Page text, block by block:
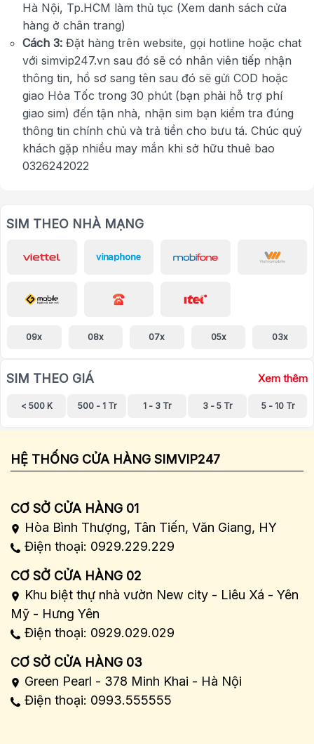
Hà Nội, Tp.HCM làm thủ tục (Xem danh sách cửa
hàng ở chân trang)
Cách 3: Đặt hàng trên website, gọi hotline hoặc chat
với simvip247.vn sau đó sẽ có nhân viên tiếp nhận
thông tin, hồ sơ sang tên sau đó sẽ gửi COD hoặc
giao Hỏa Tốc trong 30 phút (bạn phải hỗ trợ phí
giao sim) đến tận nhà, nhận sim bạn kiểm tra đúng
thông tin chính chủ và trả tiền cho bưu tá. Chúc quý
khách gặp nhiều may mắn khi sở hữu thuê bao
0326242022
SIM THEO NHÀ MẠNG
09x 08x 07x 05x 03x
SIM THEO GIÁ Xem thêm
< 500 K 500 - 1 Tr 1 - 3 Tr 3 - 5 Tr 5 - 10 Tr
HỆ THỐNG CỬA HÀNG SIMVIP247
CƠ SỞ CỬA HÀNG 01
Hòa Bình Thượng, Tân Tiến, Văn Giang, HY
Điện thoại: 0929.229.229
CƠ SỞ CỬA HÀNG 02
Khu biệt thự nhà vườn New city - Liêu Xá - Yên
Mỹ - Hưng Yên
Điện thoại: 0929.029.029
CƠ SỞ CỬA HÀNG 03
Green Pearl - 378 Minh Khai - Hà Nội
Điện thoại: 0993.555555